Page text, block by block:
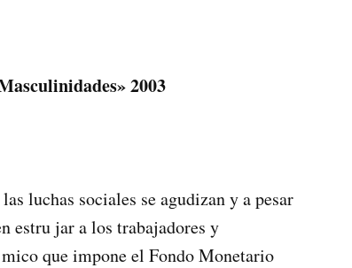
2003
luchas sociales se agudizan y a pesar
estru­ jar a los trabajadores y
que impone el Fondo Monetario